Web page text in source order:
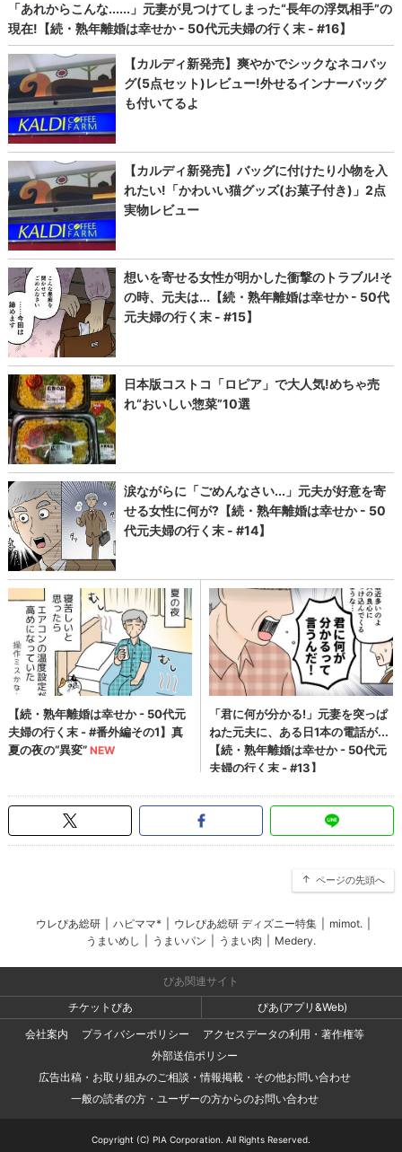
ページの先頭へ
ウレぴあ総研 ハピママ* ウレぴあ総研 ディズニー特集 mimot.
うまいめし
うまいパン うまい肉 Medery.
ぴあ関連サイト
チケットぴあ
ぴあ(アプリ&Web)
会社案内
プライバシーポリシー
アクセスデータの利用・著作権等
外部送信ポリシー
広告出稿・お取り組みのご相談・情報掲載・その他お問い合わせ
一般の読者の方・ユーザーの方からのお問い合わせ
Copyright (C) PIA Corporation. All Rights Reserved.